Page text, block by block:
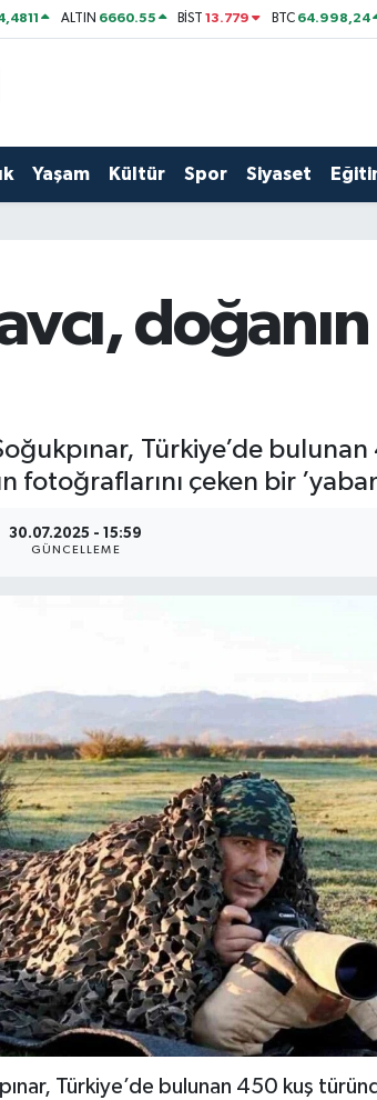
ALTIN 6660.55 BİST13.779 BTC 64.998,24
Yaşam Kültür Spor Siyaset
Türkiye’de
fotoğraflarını çeken bir
30.07.2025 - 15:59
GÜNCELLEME
Türkiye’de bulunan 450 kuş